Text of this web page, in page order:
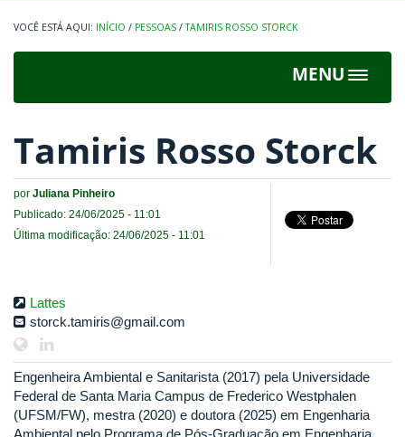
INÍCIO / PESSOAS / TAMIRIS ROSSO STORCK
MENU
Toggle
Tamiris Rosso Storck
por Juliana Pinheiro
Publicado: 24/06/2025 - 11:01
Última modificação: 24/06/2025 - 11:01
Lattes
storck.tamiris@gmail.com
Engenheira Ambiental e Sanitarista (2017) pela Universidade
Federal de Santa Maria Campus de Frederico Westphalen
(UFSM/FW), mestra (2020) e doutora (2025) em Engenharia
Ambiental pelo Programa de Pós-Graduação em Engenharia